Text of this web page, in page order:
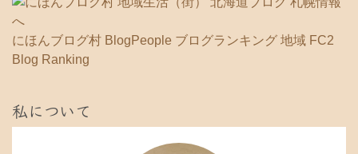
にほんブログ村 BlogPeople ブログランキング 地域 FC2
Blog Ranking
私について